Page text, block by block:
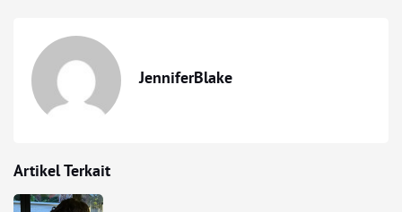
JenniferBlake
Artikel Terkait